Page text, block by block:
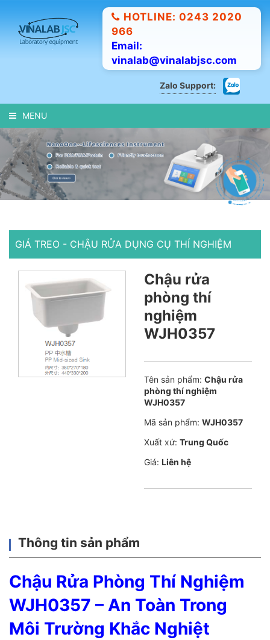
HOTLINE: 0243 2020
966
Email:
vinalab@vinalabjsc.com
Zalo Support:
MENU
GIÁ TREO - CHẬU RỬA DỤNG CỤ THÍ NGHIỆM
Chậu rửa
phòng thí
nghiệm
WJH0357
Tên sản phẩm: Chậu rửa
phòng thí nghiệm
WJH0357
Mã sản phẩm: WJH0357
Xuất xứ: Trung Quốc
Giá: Liên hệ
Thông tin sản phẩm
Chậu Rửa Phòng Thí Nghiệm
WJH0357 – An Toàn Trong
Môi Trường Khắc Nghiệt